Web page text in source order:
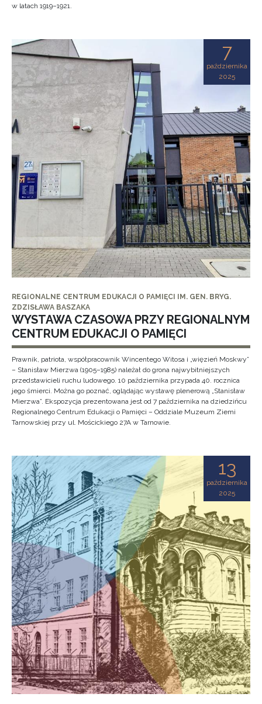
w latach 1919–1921.
7
października
2025
REGIONALNE CENTRUM EDUKACJI O PAMIĘCI IM. GEN. BRYG.
ZDZISŁAWA BASZAKA
WYSTAWA CZASOWA PRZY REGIONALNYM
CENTRUM EDUKACJI O PAMIĘCI
Prawnik, patriota, współpracownik Wincentego Witosa i „więzień Moskwy”
– Stanisław Mierzwa (1905–1985) należał do grona najwybitniejszych
przedstawicieli ruchu ludowego. 10 października przypada 40. rocznica
jego śmierci. Można go poznać, oglądając wystawę plenerową „Stanisław
Mierzwa”. Ekspozycja prezentowana jest od 7 października na dziedzińcu
Regionalnego Centrum Edukacji o Pamięci – Oddziale Muzeum Ziemi
Tarnowskiej przy ul. Mościckiego 27A w Tarnowie.
13
października
2025